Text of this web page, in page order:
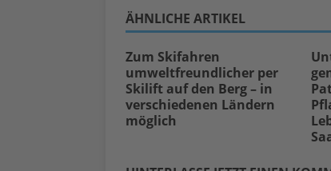
ÄHNLICHE ARTIKEL
Zum Skifahren
umweltfreundlicher per
Skilift auf den Berg – in
verschiedenen Ländern
möglich